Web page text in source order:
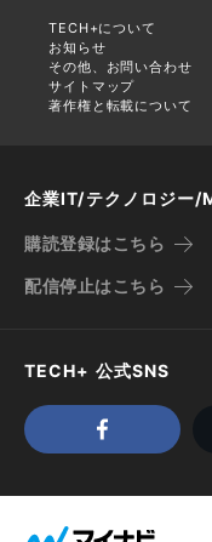
TECH+について
お知らせ
その他、お問い合わせ
サイトマップ
著作権と転載について
企業IT/テクノロジー
購読登録はこちら
配信停止はこちら
TECH+ 公式SNS